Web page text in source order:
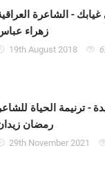
- الشاعرة
زهراء
19th August 2018
- ترنيمة الحياة للشاعر
رمضان
29th November 2021